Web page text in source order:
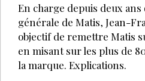
En charge depuis deux ans
générale de Matis, Jean-
objectif de remettre Matis
en misant sur les plus de
la marque. Explications.